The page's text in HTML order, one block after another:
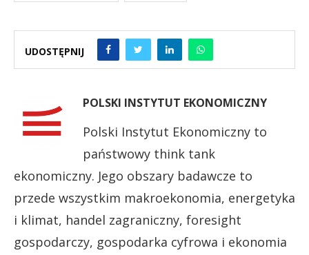
UDOSTĘPNIJ
POLSKI INSTYTUT EKONOMICZNY
Polski Instytut Ekonomiczny to
państwowy think tank
ekonomiczny. Jego obszary badawcze to
przede wszystkim makroekonomia, energetyka
i klimat, handel zagraniczny, foresight
gospodarczy, gospodarka cyfrowa i ekonomia